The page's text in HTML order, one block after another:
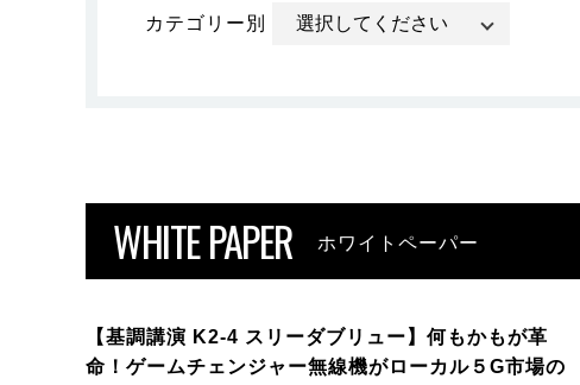
カテゴリー別
WHITE PAPER ホワイトペーパー
【基調講演 K2-4 スリーダブリュー】何もかもが革
命！ゲームチェンジャー無線機がローカル５G市場の